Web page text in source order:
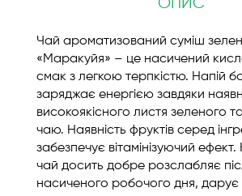
ОПИС
Чай ароматизований суміш
«Маракуйя» – це насичений
смак з легкою терпкістю. Напій
заряджає енергією завдяки
високоякісного листя зеленого
чаю. Наявність фруктів серед
забезпечує вітамінізуючий ефект.
чай досить добре розслабляє
насиченого робочого дня, дарує